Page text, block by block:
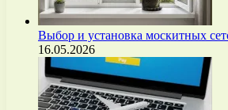
Выбор и установка москитных
16.05.2026